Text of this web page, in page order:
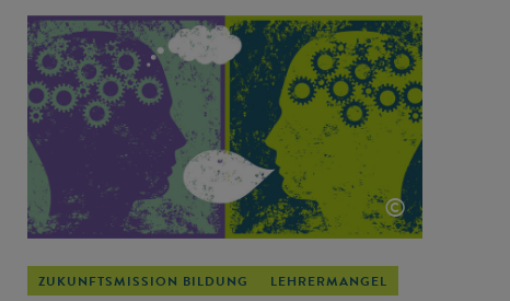
©
ZUKUNFTSMISSION BILDUNG LEHRERMANGEL